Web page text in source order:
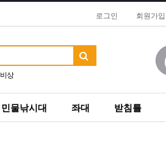
로그인 회원가입
비상
민물낚시대 좌대 받침틀